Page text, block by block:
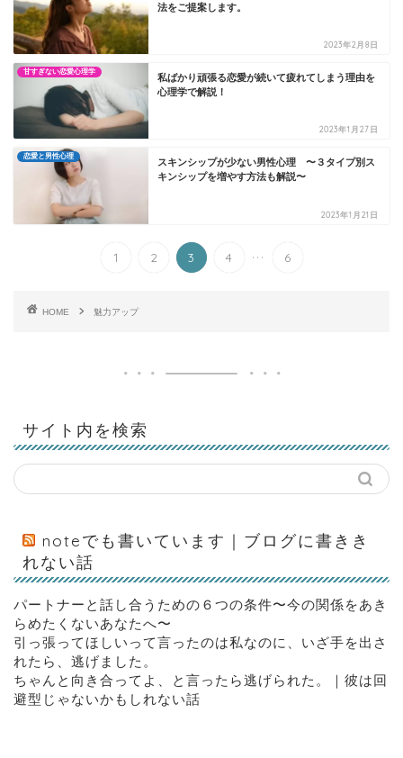
法をご提案します。
2023年2月8日
甘すぎない恋愛心理学
私ばかり頑張る恋愛が続いて疲れてしまう理由を
心理学で解説！
2023年1月27日
恋愛と男性心理
スキンシップが少ない男性心理 〜３タイプ別ス
キンシップを増やす方法も解説〜
2023年1月21日
1 2 3 4 ... 6
HOME 魅力アップ
サイト内を検索
noteでも書いています｜ブログに書きき
れない話
パートナーと話し合うための６つの条件〜今の関係をあき
らめたくないあなたへ〜
引っ張ってほしいって言ったのは私なのに、いざ手を出さ
れたら、逃げました。
ちゃんと向き合ってよ、と言ったら逃げられた。｜彼は回
避型じゃないかもしれない話